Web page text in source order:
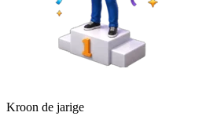
Kroon de jarige